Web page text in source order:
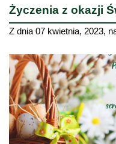
Życzenia z okazji
Z dnia 07 kwietnia, 2023,